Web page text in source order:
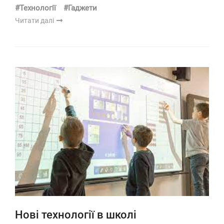
#Технології
#Гаджети
Читати далі
Нові технології в школі